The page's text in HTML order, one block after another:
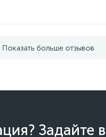
Показать больше отзывов
Задайте